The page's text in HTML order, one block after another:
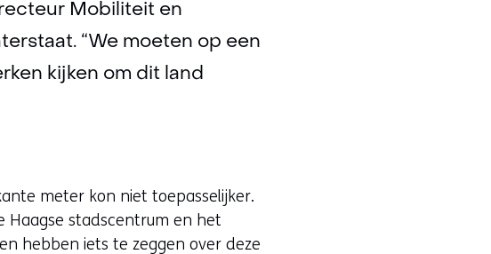
Mobiliteit en
“We moeten op een
kijken om dit land
meter kon niet toepasselijker.
Haagse stadscentrum en het
hebben iets te zeggen over deze